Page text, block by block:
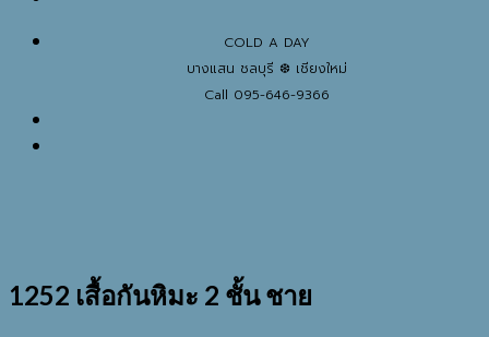
COLD A DAY
บางแสน ชลบุรี ❆ เชียงใหม่
Call 095-646-9366
1252 เสื้อกันหิมะ 2 ชั้น ชาย